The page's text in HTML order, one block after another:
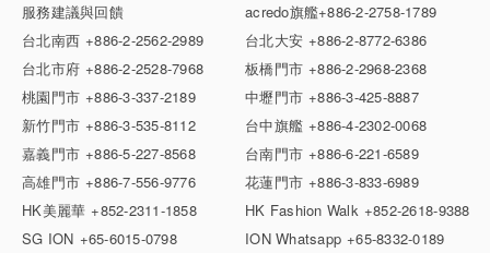
服務建議與回饋 acredo旗艦+886-2-2758-1789
台北南西 +886-2-2562-2989 台北大安 +886-2-8772-6386
台北市府 +886-2-2528-7968 板橋門市 +886-2-2968-2368
桃園門市 +886-3-337-2189 中壢門市 +886-3-425-8887
新竹門市 +886-3-535-8112 台中旗艦 +886-4-2302-0068
嘉義門市 +886-5-227-8568 台南門市 +886-6-221-6589
高雄門市 +886-7-556-9776 花蓮門市 +886-3-833-6989
HK美麗華 +852-2311-1858 HK Fashion Walk +852-2618-9388
SG ION +65-6015-0798 ION Whatsapp +65-8332-0189